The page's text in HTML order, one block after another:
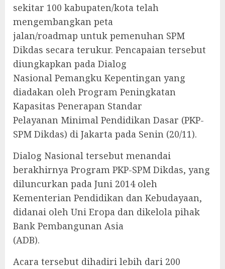
sekitar 100 kabupaten/kota telah
mengembangkan peta
jalan/roadmap untuk pemenuhan SPM
Dikdas secara terukur. Pencapaian tersebut
diungkapkan pada Dialog
Nasional Pemangku Kepentingan yang
diadakan oleh Program Peningkatan
Kapasitas Penerapan Standar
Pelayanan Minimal Pendidikan Dasar (PKP-
SPM Dikdas) di Jakarta pada Senin (20/11).
Dialog Nasional tersebut menandai
berakhirnya Program PKP-SPM Dikdas, yang
diluncurkan pada Juni 2014 oleh
Kementerian Pendidikan dan Kebudayaan,
didanai oleh Uni Eropa dan dikelola pihak
Bank Pembangunan Asia
(ADB).
Acara tersebut dihadiri lebih dari 200